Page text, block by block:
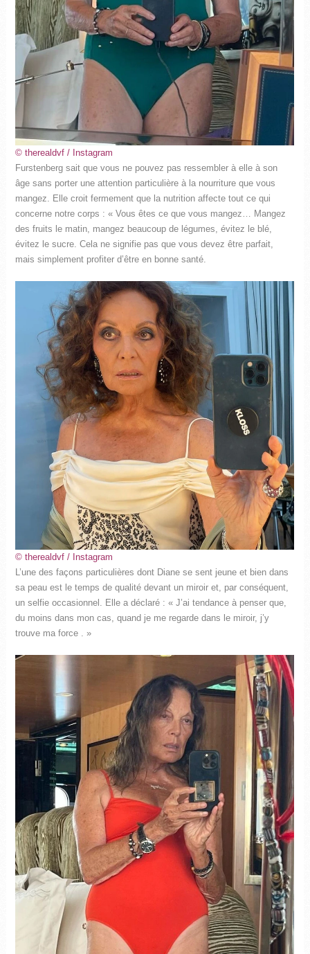
© therealdvf / Instagram
Furstenberg sait que vous ne pouvez pas ressembler à elle à son
âge sans porter une attention particulière à la nourriture que vous
mangez. Elle croit fermement que la nutrition affecte tout ce qui
concerne notre corps : « Vous êtes ce que vous mangez… Mangez
des fruits le matin, mangez beaucoup de légumes, évitez le blé,
évitez le sucre. Cela ne signifie pas que vous devez être parfait,
mais simplement profiter d’être en bonne santé.
© therealdvf / Instagram
L’une des façons particulières dont Diane se sent jeune et bien dans
sa peau est le temps de qualité devant un miroir et, par conséquent,
un selfie occasionnel. Elle a déclaré : « J’ai tendance à penser que,
du moins dans mon cas, quand je me regarde dans le miroir, j’y
trouve ma force . »